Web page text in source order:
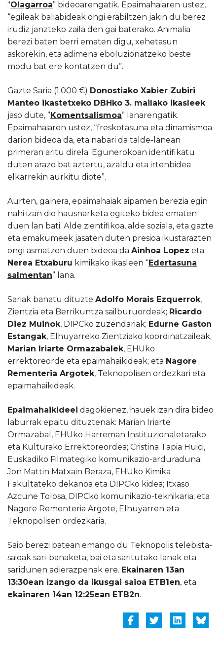
"Olagarroa” bideoarengatik. Epaimahaiaren ustez,
“egileak baliabideak ongi erabiltzen jakin du berez
irudiz janzteko zaila den gai baterako. Animalia
berezi baten berri ematen digu, xehetasun
askorekin, eta adimena eboluzionatzeko beste
modu bat ere kontatzen du”.
Gazte Saria (1.000 €) Donostiako Xabier Zubiri
Manteo ikastetxeko DBHko 3. mailako ikasleek
jaso dute, ”Komentsalismoa” lanarengatik.
Epaimahaiaren ustez, “freskotasuna eta dinamismoa
darion bideoa da, eta nabari da talde-lanean
primeran aritu direla. Egunerokoan identifikatu
duten arazo bat aztertu, azaldu eta irtenbidea
elkarrekin aurkitu diote”.
Aurten, gainera, epaimahaiak aipamen berezia egin
nahi izan dio hausnarketa egiteko bidea ematen
duen lan bati. Alde zientifikoa, alde soziala, eta gazte
eta emakumeek jasaten duten presioa ikustarazten
ongi asmatzen duen bideoa da Ainhoa Lopez eta
Nerea Etxaburu kimikako ikasleen “Edertasuna
salmentan” lana.
Sariak banatu dituzte Adolfo Morais Ezquerrok,
Zientzia eta Berrikuntza sailburuordeak; Ricardo
Diez Muiñok, DIPCko zuzendariak; Edurne Gaston
Estangak, Elhuyarreko Zientziako koordinatzaileak;
Marian Iriarte Ormazabalek, EHUko
errektoreorde eta epaimahaikideak; eta Nagore
Rementeria Argotek, Teknopolisen ordezkari eta
epaimahaikideak.
Epaimahaikideei dagokienez, hauek izan dira bideo
laburrak epaitu dituztenak: Marian Iriarte
Ormazabal, EHUko Harreman Instituzionaletarako
eta Kulturako Errektoreordea; Cristina Tapia Huici,
Euskadiko Filmategiko komunikazio-arduraduna;
Jon Mattin Matxain Beraza, EHUko Kimika
Fakultateko dekanoa eta DIPCko kidea; Itxaso
Azcune Tolosa, DIPCko komunikazio-teknikaria; eta
Nagore Rementeria Argote, Elhuyarren eta
Teknopolisen ordezkaria.
Saio berezi batean emango du Teknopolis telebista-
saioak sari-banaketa, bai eta saritutako lanak eta
saridunen adierazpenak ere. Ekainaren 13an
13:30ean izango da ikusgai saioa ETB1en, eta
ekainaren 14an 12:25ean ETB2n.